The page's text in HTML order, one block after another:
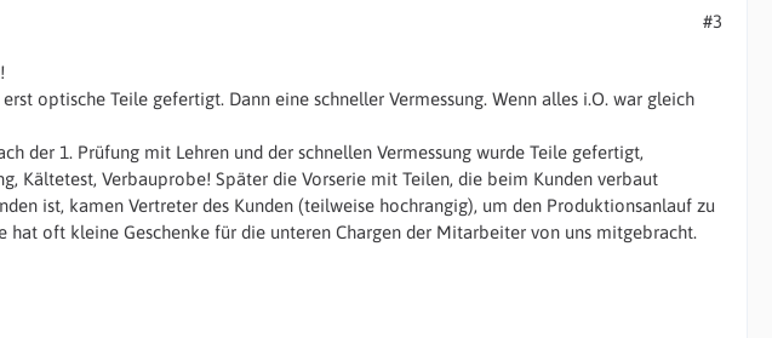
#3
optische Teile gefertigt. Dann eine schneller Vermessung. Wenn alles i.O. war gleich
der 1. Prüfung mit Lehren und der schnellen Vermessung wurde Teile gefertigt,
Kältetest, Verbauprobe! Später die Vorserie mit Teilen, die beim Kunden verbaut
ist, kamen Vertreter des Kunden (teilweise hochrangig), um den Produktionsanlauf zu
hat oft kleine Geschenke für die unteren Chargen der Mitarbeiter von uns mitgebracht.